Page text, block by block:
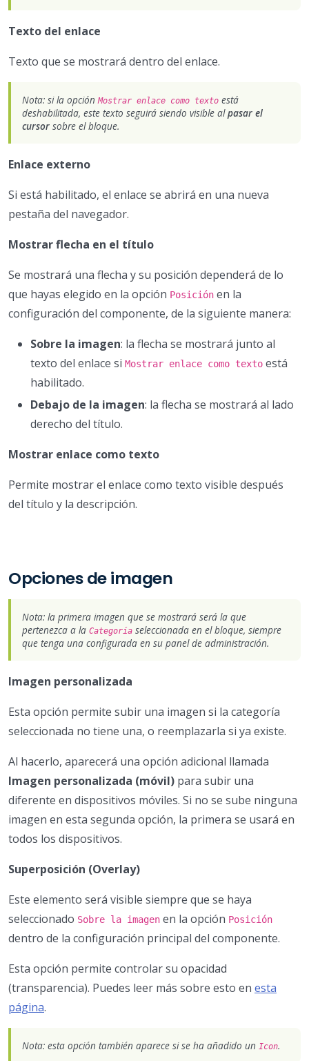
Texto del enlace
Texto que se mostrará dentro del enlace.
Nota: si la opción Mostrar enlace como texto está
deshabilitada, este texto seguirá siendo visible alpasar el
cursor sobre el bloque.
Enlace externo
Si está habilitado, el enlace se abrirá en una nueva
pestaña del navegador.
Mostrar flecha en el título
Se mostrará una flecha y su posición dependerá de lo
que hayas elegido en la opción Posición en la
configuración del componente, de la siguiente manera:
Sobre la imagen: la flecha se mostrará junto al
texto del enlace si Mostrar enlace como texto está
habilitado.
Debajo de la imagen: la flecha se mostrará al lado
derecho del título.
Mostrar enlace como texto
Permite mostrar el enlace como texto visible después
del título y la descripción.
Opciones de imagen
Nota: la primera imagen que se mostrará será la que
pertenezca a la Categoría seleccionada en el bloque, siempre
que tenga una configurada en su panel de administración.
Imagen personalizada
Esta opción permite subir una imagen si la categoría
seleccionada no tiene una, o reemplazarla si ya existe.
Al hacerlo, aparecerá una opción adicional llamada
Imagen personalizada (móvil) para subir una
diferente en dispositivos móviles. Si no se sube ninguna
imagen en esta segunda opción, la primera se usará en
todos los dispositivos.
Superposición (Overlay)
Este elemento será visible siempre que se haya
seleccionado Sobre la imagen en la opción Posición
dentro de la configuración principal del componente.
Esta opción permite controlar su opacidad
(transparencia). Puedes leer más sobre esto en esta
página.
Nota: esta opción también aparece si se ha añadido un Icon.